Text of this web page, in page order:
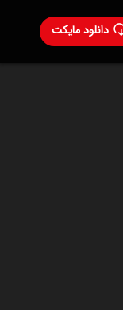
دانلود مایکت